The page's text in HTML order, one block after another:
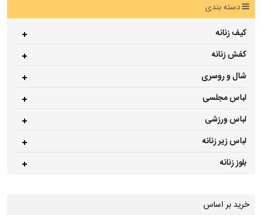
دسته بندی
کیف زنانه
کفش زنانه
شال و روسری
لباس مجلسی
لباس ورزشی
لباس زیر زنانه
بلوز زنانه
خرید بر اساس